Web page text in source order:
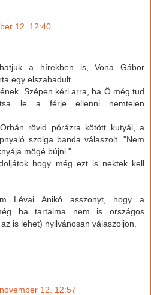
12. 12:40
a hírekben is, Vona Gábor
egy elszabadult
Szépen kéri arra, ha Ö még tud
le a férje ellenni nemtelen
rövid pórázra kötött kutyái, a
szolga banda válaszolt. "Nem
mögé bújni."
hogy még ezt is nektek kell
Lévai Anikó asszonyt, hogy a
ha tartalma nem is országos
is lehet) nyilvánosan válaszoljon.
12. 12:57